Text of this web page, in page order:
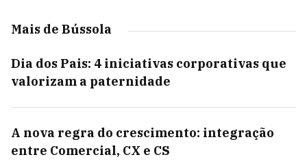
Mais de Bússola
Dia dos Pais: 4 iniciativas corporativas que
valorizam a paternidade
A nova regra do crescimento: integração
entre Comercial, CX e CS